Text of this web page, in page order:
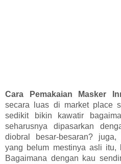
Cara Pemakaian Masker
secara luas di market place
sedikit bikin kawatir
seharusnya dipasarkan
diobral besar-besaran? juga,
yang belum mestinya asli itu,
Bagaimana dengan kau